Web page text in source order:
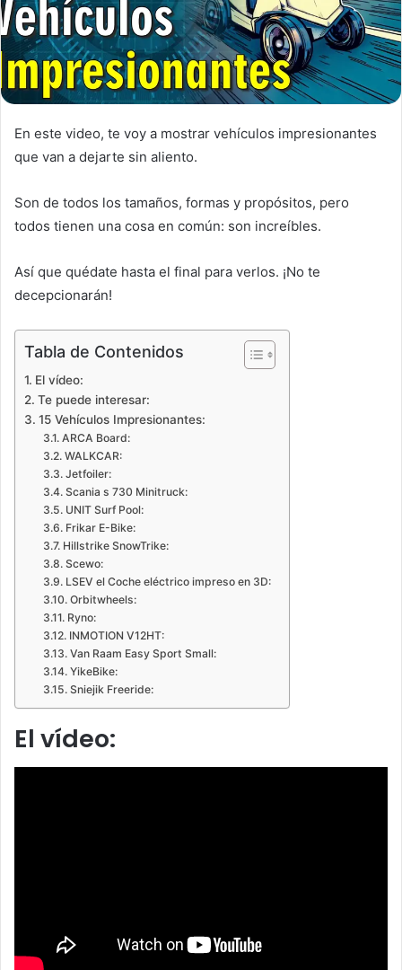
En este video, te voy a mostrar vehículos impresionantes
que van a dejarte sin aliento.
Son de todos los tamaños, formas y propósitos, pero
todos tienen una cosa en común: son increíbles.
Así que quédate hasta el final para verlos. ¡No te
decepcionarán!
Tabla de Contenidos
El vídeo:
Te puede interesar:
15 Vehículos Impresionantes:
ARCA Board:
WALKCAR:
Jetfoiler:
Scania s 730 Minitruck:
UNIT Surf Pool:
Frikar E-Bike:
Hillstrike SnowTrike:
Scewo:
LSEV el Coche eléctrico impreso en 3D:
Orbitwheels:
Ryno:
INMOTION V12HT:
Van Raam Easy Sport Small:
YikeBike:
Sniejik Freeride:
El vídeo: